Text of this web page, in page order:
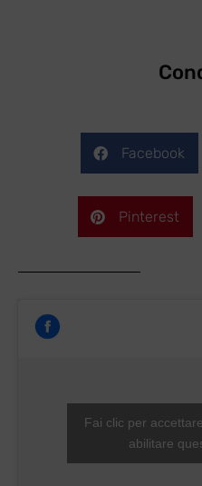
Facebook
Pinterest
Fai clic per
abilitare